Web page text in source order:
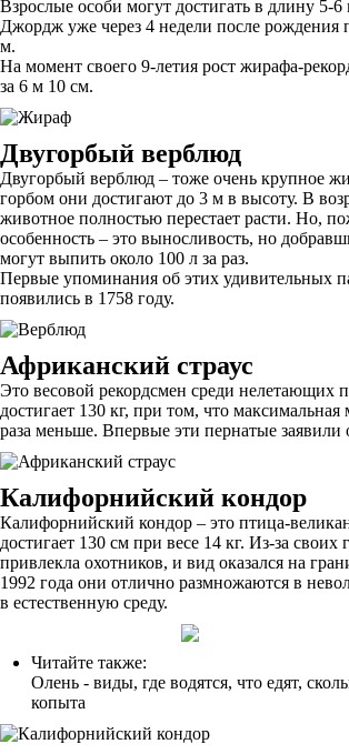
Взрослые особи могут достигать в длину 5-
Джордж уже через 4 недели после рождения
м.
На момент своего 9-летия рост жирафа-
за 6 м 10 см.
Двугорбый верблюд
Двугорбый верблюд – тоже очень крупное
горбом они достигают до 3 м в высоту. В
животное полностью перестает расти. Но,
особенность – это выносливость, но
могут выпить около 100 л за раз.
Первые упоминания об этих удивительных
появились в 1758 году.
Африканский страус
Это весовой рекордсмен среди нелетающих
достигает 130 кг, при том, что максимальная
раза меньше. Впервые эти пернатые заявили
Калифорнийский кондор
Калифорнийский кондор – это птица-
достигает 130 см при весе 14 кг. Из-за своих
привлекла охотников, и вид оказался на
1992 года они отлично размножаются в
в естественную среду.
Читайте также:
Олень - виды, где водятся, что едят,
копыта